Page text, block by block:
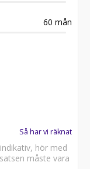
60 mån
Så har vi räknat
hör med
måste vara